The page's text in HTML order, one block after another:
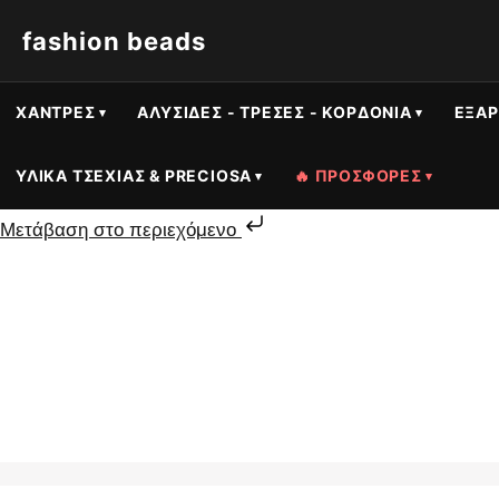
fashion beads
ΧΆΝΤΡΕΣ ΑΛΥΣΊΔΕΣ - ΤΡΈΣΕΣ - ΚΟΡΔΌΝΙΑ
ΥΛΙΚΆ ΤΣΕΧΊΑΣ & PRECIOSA 🔥 ΠΡΟΣΦΟΡΕΣ
Μετάβαση στο περιεχόμενο